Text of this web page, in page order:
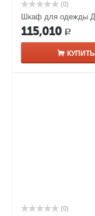
(0)
Шкаф для одежды
115,010 Р
КУПИТЬ
(0)